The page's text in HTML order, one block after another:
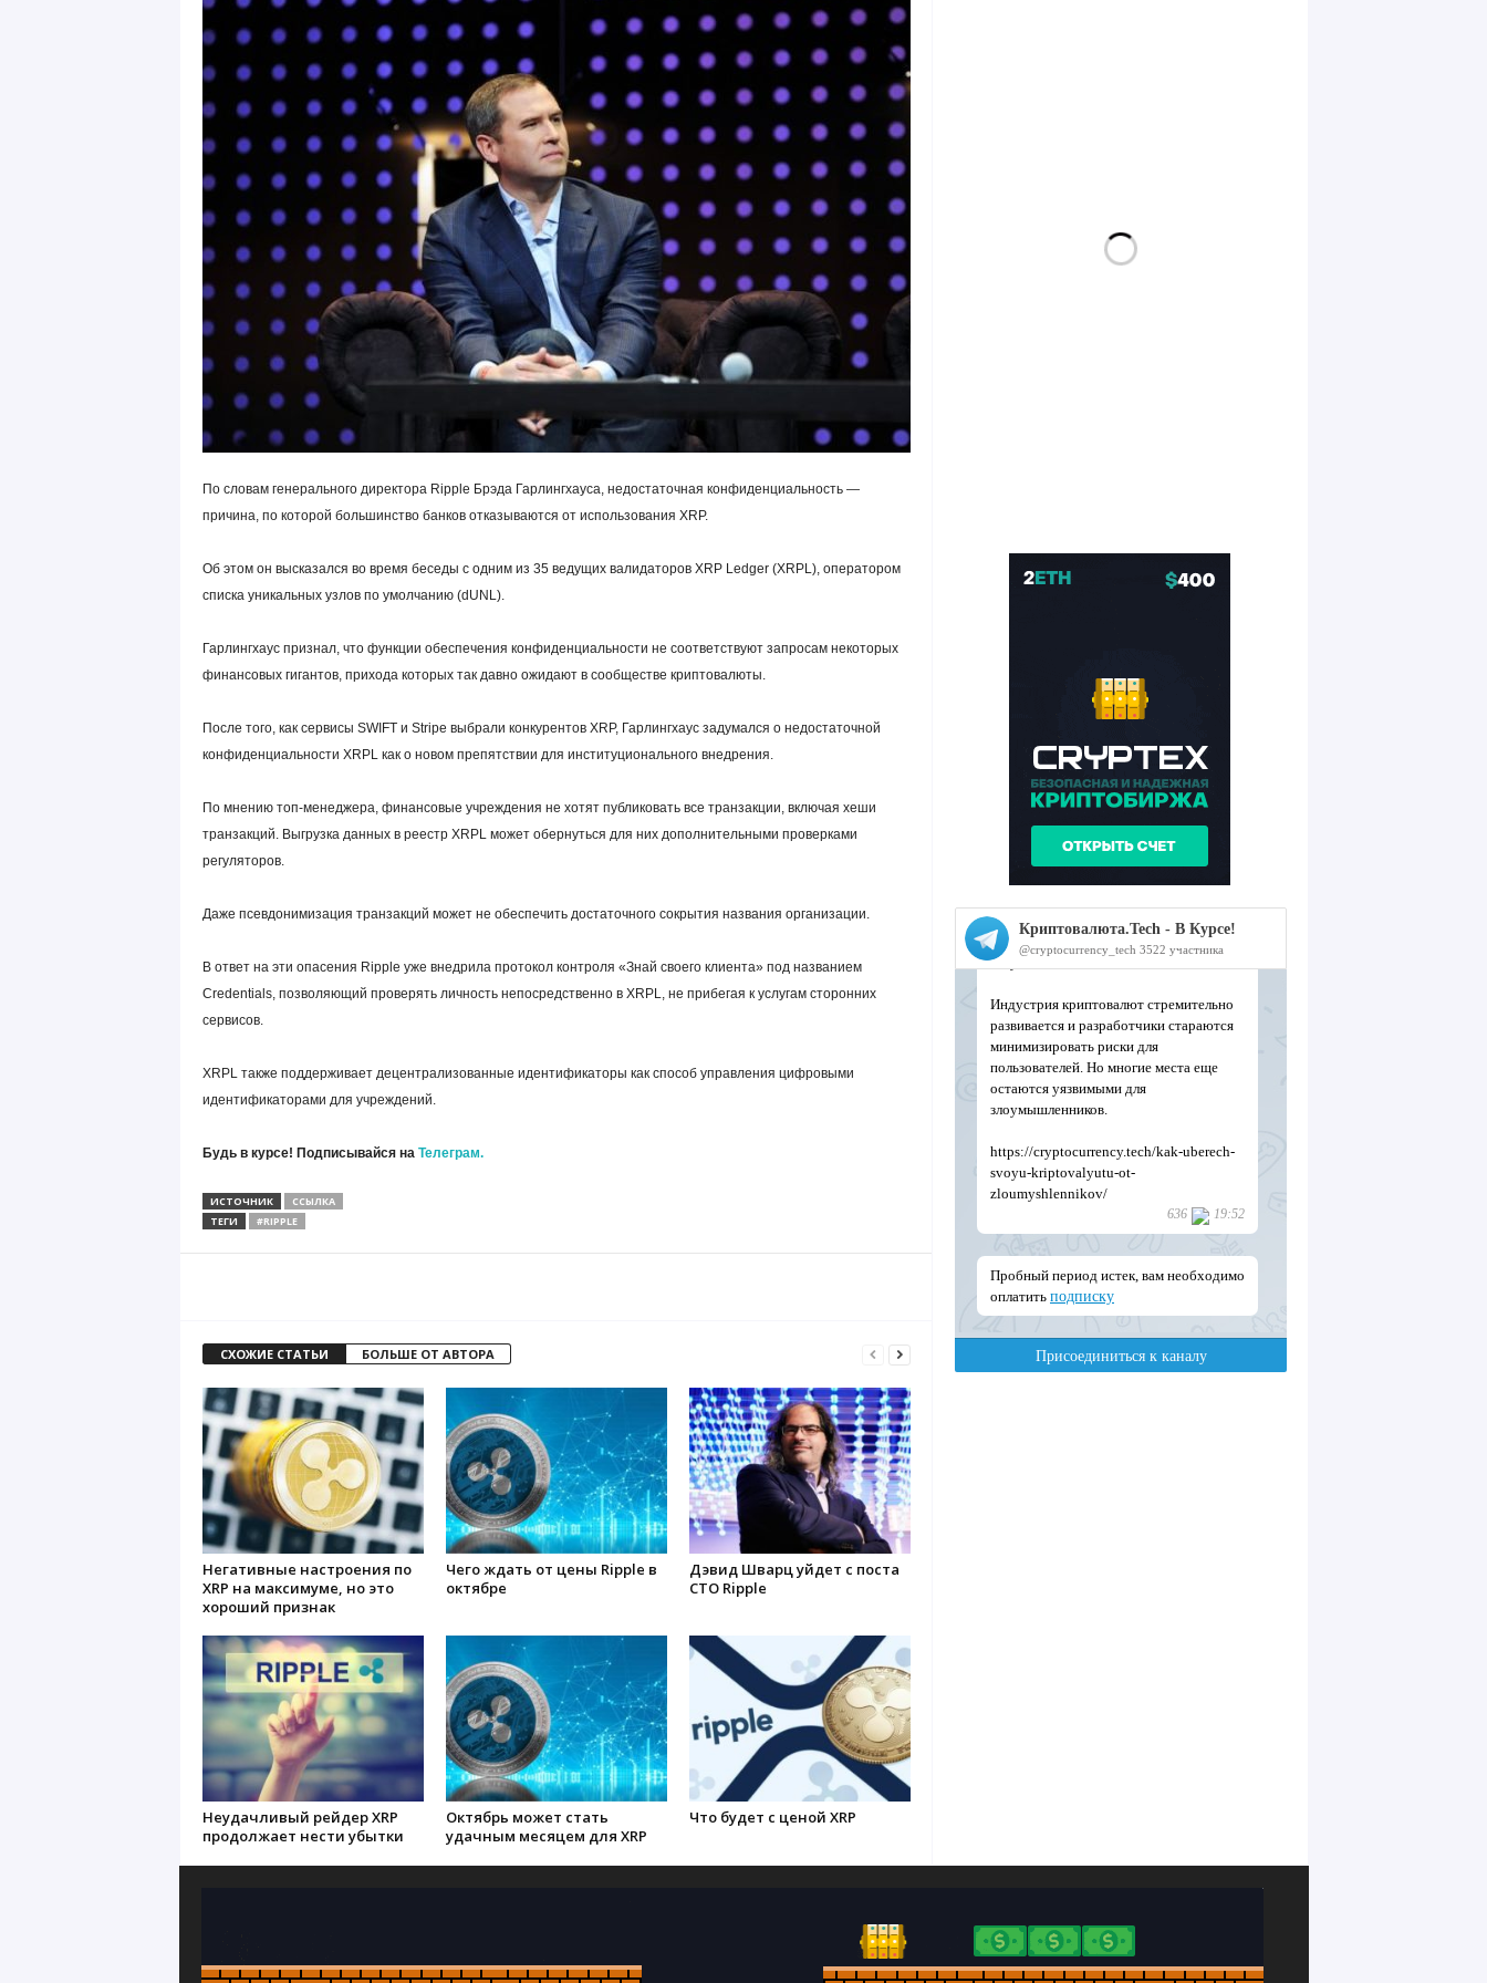
По словам генерального директора Ripple Брэда Гарлингхауса, недостаточная конфиденциальность —
причина, по которой большинство банков отказываются от использования XRP.
Об этом он высказался во время беседы с одним из 35 ведущих валидаторов XRP Ledger (XRPL), оператором
списка уникальных узлов по умолчанию (dUNL).
Гарлингхаус признал, что функции обеспечения конфиденциальности не соответствуют запросам некоторых
финансовых гигантов, прихода которых так давно ожидают в сообществе криптовалюты.
После того, как сервисы SWIFT и Stripe выбрали конкурентов XRP, Гарлингхаус задумался о недостаточной
конфиденциальности XRPL как о новом препятствии для институционального внедрения.
По мнению топ-менеджера, финансовые учреждения не хотят публиковать все транзакции, включая хеши
транзакций. Выгрузка данных в реестр XRPL может обернуться для них дополнительными проверками
регуляторов.
Даже псевдонимизация транзакций может не обеспечить достаточного сокрытия названия организации.
В ответ на эти опасения Ripple уже внедрила протокол контроля «Знай своего клиента» под названием
Credentials, позволяющий проверять личность непосредственно в XRPL, не прибегая к услугам сторонних
сервисов.
XRPL также поддерживает децентрализованные идентификаторы как способ управления цифровыми
идентификаторами для учреждений.
Будь в курсе! Подписывайся на Телеграм.
ИСТОЧНИК
ССЫЛКА
ТЕГИ
#RIPPLE
СХОЖИЕ СТАТЬИ БОЛЬШЕ ОТ АВТОРА
Негативные настроения по
XRP на максимуме, но это
хороший признак
Чего ждать от цены Ripple в
октябре
Дэвид Шварц уйдет с поста
CTO Ripple
Неудачливый рейдер XRP
продолжает нести убытки
Октябрь может стать
удачным месяцем для XRP
Что будет с ценой XRP